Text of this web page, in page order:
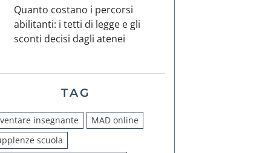
Quanto costano i percorsi
abilitanti: i tetti di legge e gli
sconti decisi dagli atenei
TAG
insegnante
MAD online
scuola